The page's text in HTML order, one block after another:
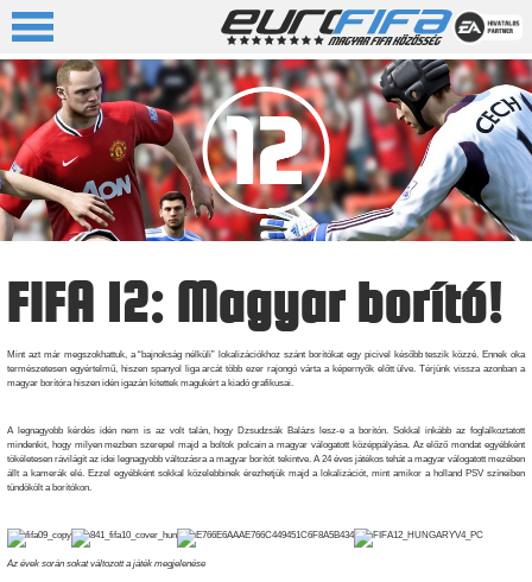
FIFA 12: Magyar borító!
Mint azt már megszokhattuk, a “bajnokság nélküli” lokalizációkhoz szánt borítókat egy picivel később teszik közzé. Ennek oka
természetesen egyértelmű, hiszen spanyol liga arcát több ezer rajongó várta a képernyők előtt ülve. Térjünk vissza azonban a
magyar borítóra hiszen idén igazán kitettek magukért a kiadó grafikusai.
A legnagyobb kérdés idén nem is az volt talán, hogy Dzsudzsák Balázs lesz-e a borítón. Sokkal inkább az foglalkoztatott
mindenkit, hogy milyen mezben szerepel majd a boltok polcain a magyar válogatott középpályása. Az előző mondat egyébként
tökéletesen rávilágít az idei legnagyobb változásra a magyar borítót tekintve. A 24 éves játékos tehát a magyar válogatott mezében
állt a kamerák elé. Ezzel egyébként sokkal közelebbinek érezhetjük majd a lokalizációt, mint amikor a holland PSV színeiben
tündökölt a borítókon.
Az évek során sokat változott a játék megjelenése